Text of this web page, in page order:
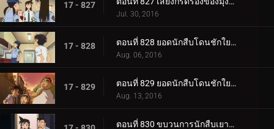
17 - 827
Jul. 30, 2016
17 - 828 ตอนที่ 828 ยอดนักสืบโดนชักใย (ตอน 1)
Aug. 06, 2016
17 - 829 ตอนที่ 829 ยอดนักสืบโดนชักใย (ตอน 2)
Aug. 13, 2016
ตอนที่ 830 ขบวนการนักสืบเยาวชนปะทะขบวนการนักสืบผู้สูงอายุ